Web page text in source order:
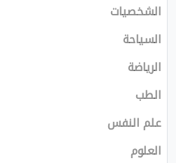
الشخصيات
السياحة
الرياضة
الطب
علم النفس
العلوم